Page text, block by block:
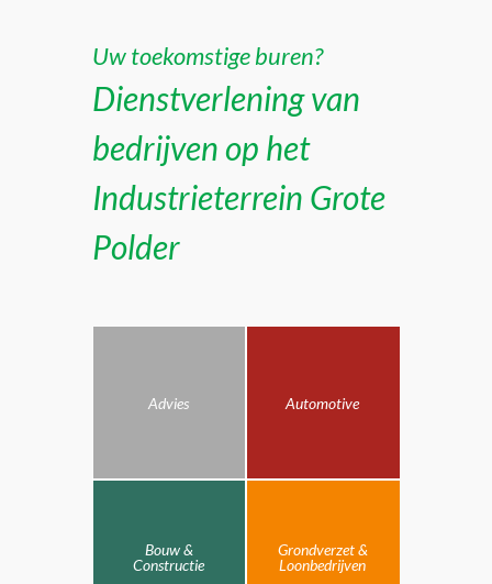
Uw toekomstige buren?
Dienstverlening van
bedrijven op het
Industrieterrein Grote
Polder
Advies Automotive
Bouw &
Constructie
Grondverzet &
Loonbedrijven